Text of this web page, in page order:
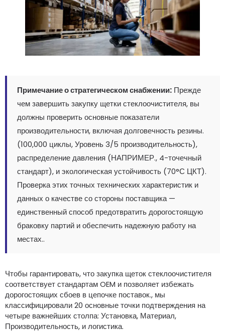
Примечание о стратегическом снабжении: Прежде
чем завершить закупку щетки стеклоочистителя, вы
должны проверить основные показатели
производительности, включая долговечность резины.
(100,000 циклы, Уровень 3/5 производительность),
распределение давления (НАПРИМЕР., 4-точечный
стандарт), и экологическая устойчивость (70°С ЦКТ).
Проверка этих точных технических характеристик и
данных о качестве со стороны поставщика —
единственный способ предотвратить дорогостоящую
браковку партий и обеспечить надежную работу на
местах..
Чтобы гарантировать, что закупка щеток стеклоочистителя
соответствует стандартам OEM и позволяет избежать
дорогостоящих сбоев в цепочке поставок., мы
классифицировали 20 основные точки подтверждения на
четыре важнейших столпа: Установка, Материал,
Производительность, и логистика.